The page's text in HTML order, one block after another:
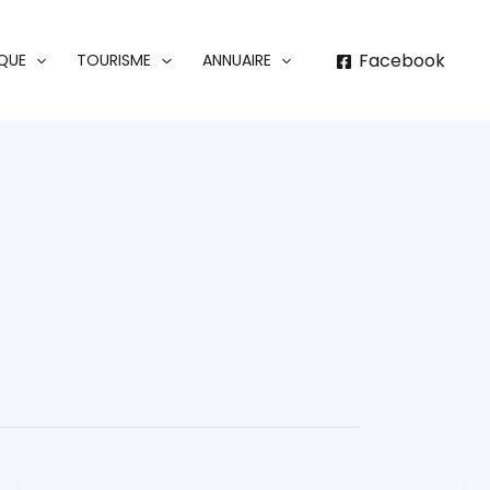
TOURISME ANNUAIRE Facebook